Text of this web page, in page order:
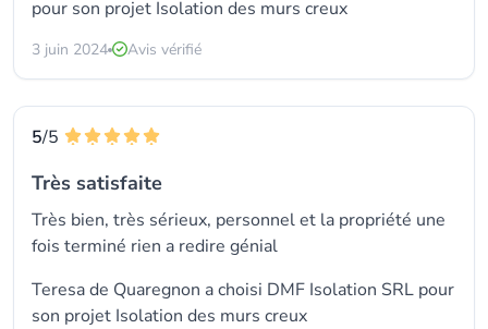
pour son projet Isolation des murs creux
3 juin 2024 Avis vérifié
5/5
Très satisfaite
Très bien, très sérieux, personnel et la propriété une
fois terminé rien a redire génial
Teresa de Quaregnon a choisi DMF Isolation SRL pour
son projet Isolation des murs creux